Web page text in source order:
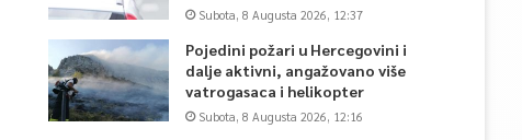
Subota, 8 Augusta 2026, 12:37
Pojedini požari u Hercegovini i
dalje aktivni, angažovano više
vatrogasaca i helikopter
Subota, 8 Augusta 2026, 12:16